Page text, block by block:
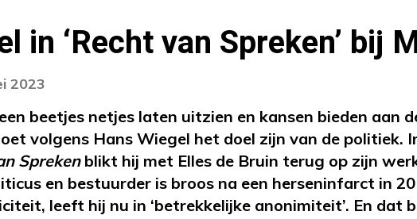
in ‘Recht van Spreken’ bij
2023
beetjes netjes laten uitzien en kansen bieden aan
volgens Hans Wiegel het doel zijn van de politiek.
Sprekenblikt hij met Elles de Bruin terug op zijn
en bestuurder is broos na een herseninfarct in
leeft hij nu in ‘betrekkelijke anonimiteit’. En dat